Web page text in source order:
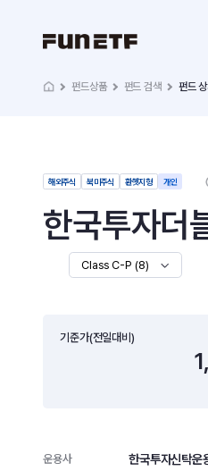
펀드상품 펀드 검색 펀드
해외주식 북미주식 환헷지형 개인
한국투자더
Class C-P (8)
기준가(전일대비)
운용사 한국투자신탁운